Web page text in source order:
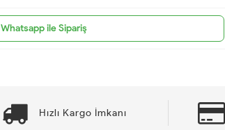
Whatsapp ile Sipariş
Hızlı Kargo İmkanı